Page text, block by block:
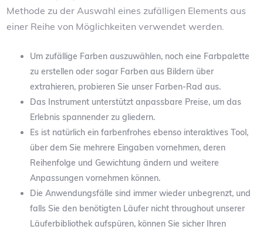
Methode zu der Auswahl eines zufälligen Elements aus
einer Reihe von Möglichkeiten verwendet werden.
Um zufällige Farben auszuwählen, noch eine Farbpalette
zu erstellen oder sogar Farben aus Bildern über
extrahieren, probieren Sie unser Farben-Rad aus.
Das Instrument unterstützt anpassbare Preise, um das
Erlebnis spannender zu gliedern.
Es ist natürlich ein farbenfrohes ebenso interaktives Tool,
über dem Sie mehrere Eingaben vornehmen, deren
Reihenfolge und Gewichtung ändern und weitere
Anpassungen vornehmen können.
Die Anwendungsfälle sind immer wieder unbegrenzt, und
falls Sie den benötigten Läufer nicht throughout unserer
Läuferbibliothek aufspüren, können Sie sicher Ihren